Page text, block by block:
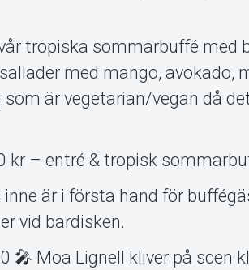
tropiska sommarbuffé med
med mango, avokado,
är vegetarian/vegan då
– entré & tropisk
är i första hand för
vid bardisken.
🎤 Moa Lignell kliver på scen